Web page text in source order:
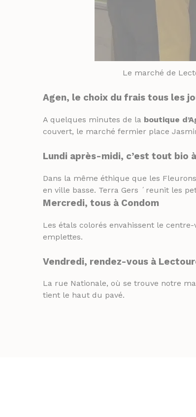
Le marché de
Agen, le choix du frais tous les
A quelques minutes de la boutique
couvert, le marché fermier place
Lundi après-midi, c’est tout bio
Dans la même éthique que les
en ville basse. Terra Gers ´reunit les
Mercredi, tous à Condom
Les étals colorés envahissent le
emplettes.
Vendredi, rendez-vous à
La rue Nationale, où se trouve notre
tient le haut du pavé.